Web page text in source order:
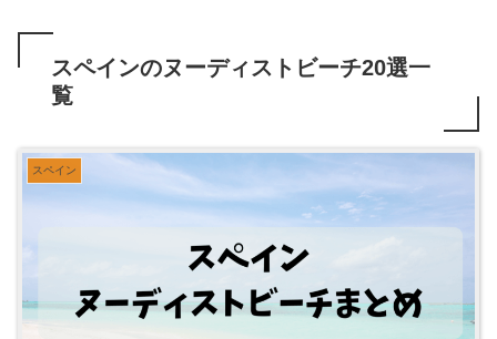
スペインのヌーディストビーチ20選一
覧
スペイン